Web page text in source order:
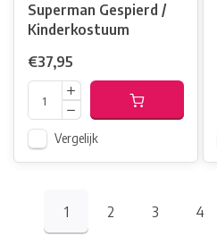
Superman Gespierd /
Kinderkostuum
€37,95
Vergelijk
1 2 3 4